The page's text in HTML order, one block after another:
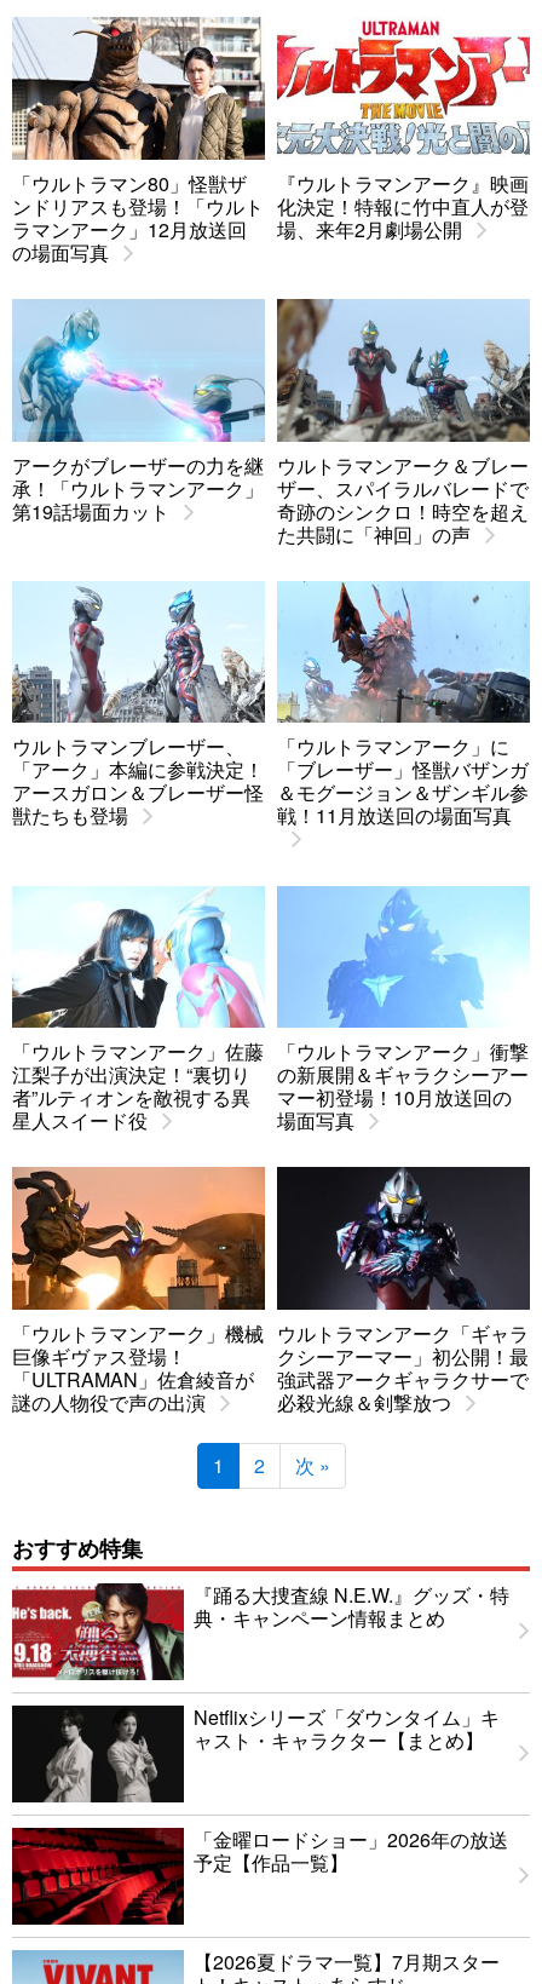
「ウルトラマン80」怪獣ザ
ンドリアスも登場！「ウルト
ラマンアーク」12月放送回
の場面写真
『ウルトラマンアーク』映画
化決定！特報に竹中直人が登
場、来年2月劇場公開
アークがブレーザーの力を継
承！「ウルトラマンアーク」
第19話場面カット
ウルトラマンアーク＆ブレー
ザー、スパイラルバレードで
奇跡のシンクロ！時空を超え
た共闘に「神回」の声
ウルトラマンブレーザー、
「アーク」本編に参戦決定！
アースガロン＆ブレーザー怪
獣たちも登場
「ウルトラマンアーク」に
「ブレーザー」怪獣バザンガ
＆モグージョン＆ザンギル参
戦！11月放送回の場面写真
「ウルトラマンアーク」佐藤
江梨子が出演決定！“裏切り
者”ルティオンを敵視する異
星人スイード役
「ウルトラマンアーク」衝撃
の新展開＆ギャラクシーアー
マー初登場！10月放送回の
場面写真
「ウルトラマンアーク」機械
巨像ギヴァス登場！
「ULTRAMAN」佐倉綾音が
謎の人物役で声の出演
ウルトラマンアーク「ギャラ
クシーアーマー」初公開！最
強武器アークギャラクサーで
必殺光線＆剣撃放つ
1 2 次 »
おすすめ特集
『踊る大捜査線 N.E.W.』グッズ・特
典・キャンペーン情報まとめ
Netflixシリーズ「ダウンタイム」キ
ャスト・キャラクター【まとめ】
「金曜ロードショー」2026年の放送
予定【作品一覧】
【2026夏ドラマ一覧】7月期スター